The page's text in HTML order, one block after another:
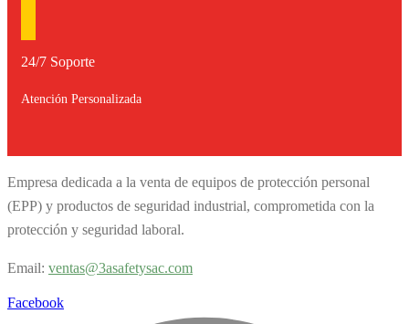
24/7 Soporte
Atención Personalizada
Empresa dedicada a la venta de equipos de protección personal
(EPP) y productos de seguridad industrial, comprometida con la
protección y seguridad laboral.
Email: ventas@3asafetysac.com
Facebook